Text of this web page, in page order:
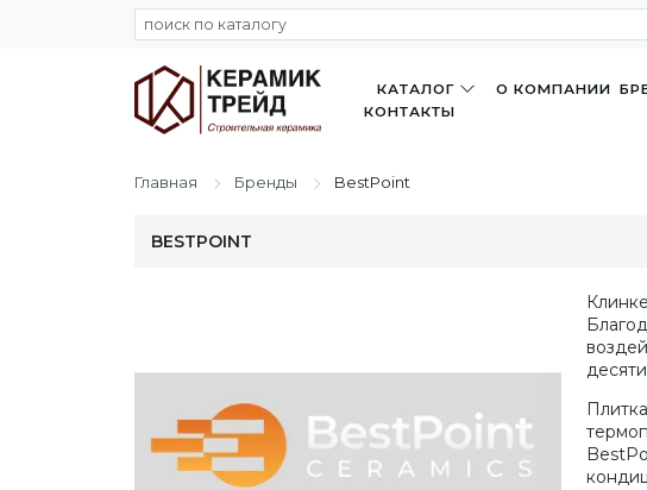
КАТАЛОГ О КОМПАНИИ
КОНТАКТЫ
Главная Бренды BestPoint
BESTPOINT